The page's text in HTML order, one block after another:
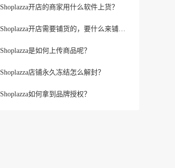
Shoplazza开店的商家用什么软件上货？
Shoplazza是如何上传商品呢？
Shoplazza店铺永久冻结怎么解封？
Shoplazza如何拿到品牌授权？